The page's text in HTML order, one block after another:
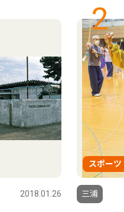
2018.01.26
2
スポーツ
三浦